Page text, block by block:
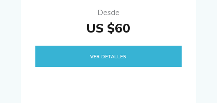
Desde
US $60
VER DETALLES